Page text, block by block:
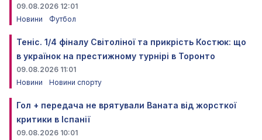
09.08.2026 12:01
Новини
Футбол
Теніс. 1/4 фіналу Світоліної та прикрість Костюк: що
в українок на престижному турнірі в Торонто
09.08.2026 11:01
Новини
Новини спорту
Гол + передача не врятували Ваната від жорсткої
критики в Іспанії
09.08.2026 10:01